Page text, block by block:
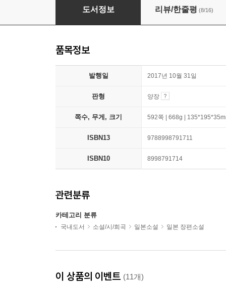
이름 없는 독
도서정보 리뷰/한줄평 (8/16)
품목정보
발행일 2017년 10월 31일
판형 양장
쪽수, 무게, 크기 592쪽 | 668g |
ISBN13 9788998791711
ISBN10 8998791714
관련분류
카테고리 분류
국내도서 소설/시/희곡 일본소설 일본 장편소설
이 상품의 이벤트 (11개)